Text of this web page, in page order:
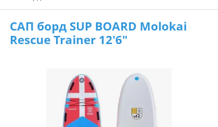
САП борд SUP BOARD Molokai
Rescue Trainer 12'6"